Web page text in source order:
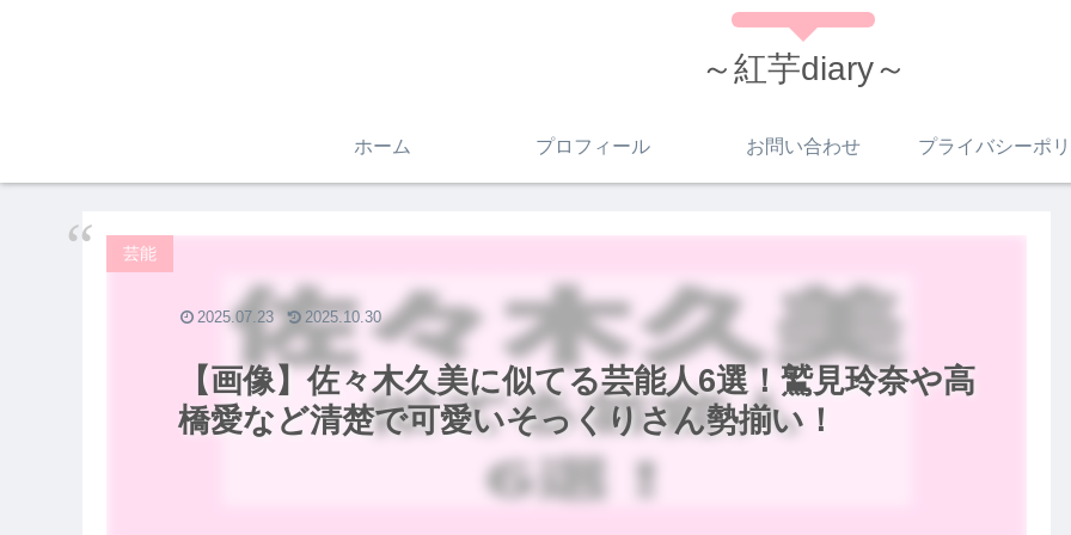
～紅芋diary～
ホーム プロフィール お問い合わせ プライバシーポ
【画像】佐々木久美に似てる芸能人6選！鷲見玲奈や高
橋愛など清楚で可愛いそっくりさん勢揃い！
芸能
2025.07.23 2025.10.30